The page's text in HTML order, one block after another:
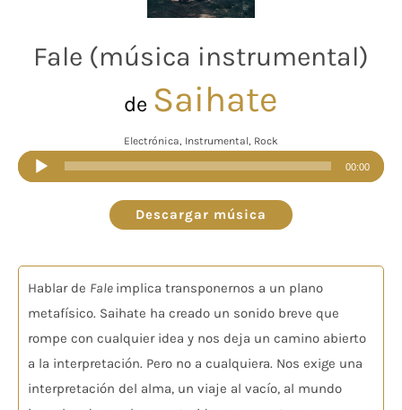
Fale (música instrumental)
de Saihate
Electrónica, Instrumental, Rock
Reproductor
de
audio
00:00
Descargar música
Hablar de Fale implica transponernos a un plano
metafísico. Saihate ha creado un sonido breve que
rompe con cualquier idea y nos deja un camino abierto
a la interpretación. Pero no a cualquiera. Nos exige una
interpretación del alma, un viaje al vacío, al mundo